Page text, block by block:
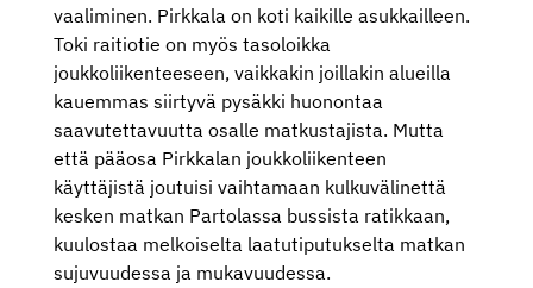
vaaliminen. Pirkkala on koti kaikille asukkailleen.
Toki raitiotie on myös tasoloikka
joukkoliikenteeseen, vaikkakin joillakin alueilla
kauemmas siirtyvä pysäkki huonontaa
saavutettavuutta osalle matkustajista. Mutta
että pääosa Pirkkalan joukkoliikenteen
käyttäjistä joutuisi vaihtamaan kulkuvälinettä
kesken matkan Partolassa bussista ratikkaan,
kuulostaa melkoiselta laatutiputukselta matkan
sujuvuudessa ja mukavuudessa.